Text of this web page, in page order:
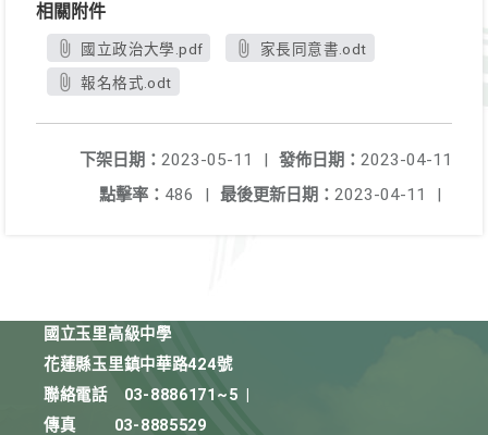
相關附件
國立政治大學.pdf
家長同意書.odt
報名格式.odt
發佈日期： 2023-04-11
下架日期： 2023-05-11
|
最後更新日期： 2023-04-11 |
點擊率： 486 |
國立玉里高級中學
花蓮縣玉里鎮中華路424號
聯絡電話
03-8886171~5
傳真
03-8885529